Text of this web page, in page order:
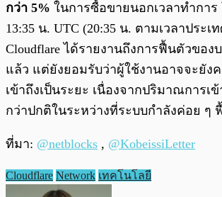
กว่า 5% ในการซื้อขายนอกเวลาทำกา
13:35 น. UTC (20:35 น. ตามเวลาประเ
Cloudflare ได้รายงานถึงการฟื้นตัวของ
แล้ว แต่ยังยอมรับว่าผู้ใช้งานอาจจะยัง
เข้าถึงเป็นระยะ เนื่องจากปริมาณการเ
กว่าปกติในระหว่างที่ระบบกำลังค่อย ๆ
ที่มา: @netblocks , @KobeissiLetter
Cloudflare Network เทคโนโลยี